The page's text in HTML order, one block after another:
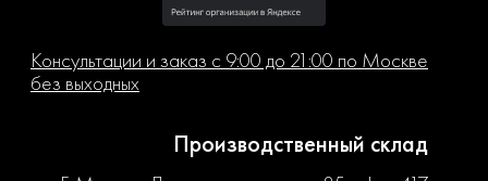
Консультации и заказ с 9:00 до 21:00 по Москве
без выходных
Производственный склад